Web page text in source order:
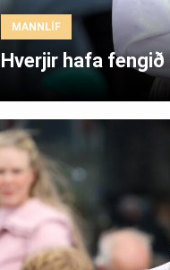
MANNLÍF
Hverjir hafa